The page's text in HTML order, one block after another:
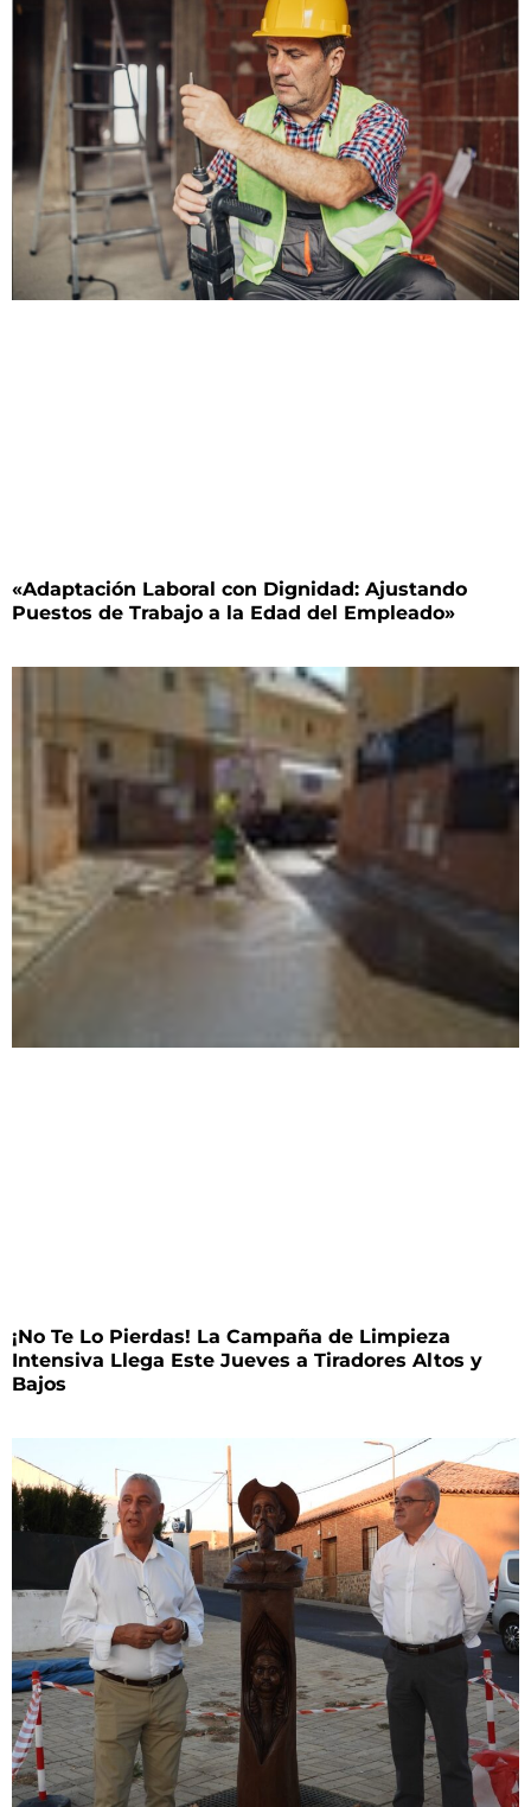
«Adaptación Laboral con Dignidad: Ajustando
Puestos de Trabajo a la Edad del Empleado»
¡No Te Lo Pierdas! La Campaña de Limpieza
Intensiva Llega Este Jueves a Tiradores Altos y
Bajos